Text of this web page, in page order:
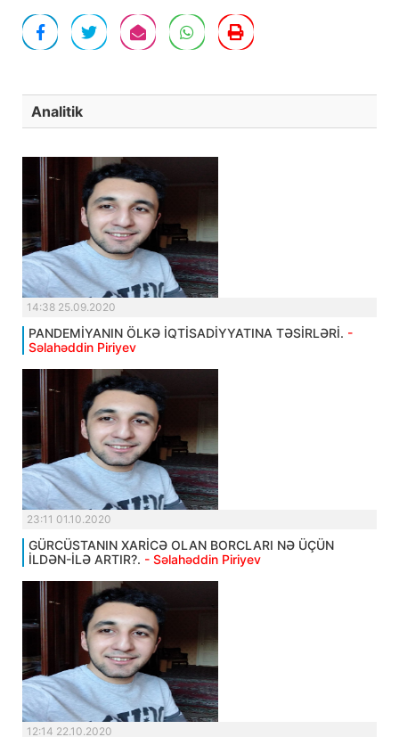
Analitik
14:38 25.09.2020
PANDEMİYANIN ÖLKƏ İQTİSADİYYATINA TƏSİRLƏRİ. -
Səlahəddin Piriyev
23:11 01.10.2020
GÜRCÜSTANIN XARİCƏ OLAN BORCLARI NƏ ÜÇÜN
İLDƏN-İLƏ ARTIR?. - Səlahəddin Piriyev
12:14 22.10.2020